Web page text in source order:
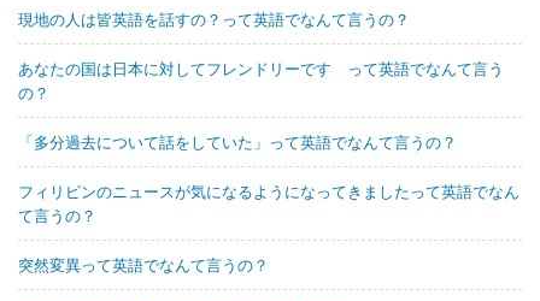
現地の人は皆英語を話すの？って英語でなんて言うの？
あなたの国は日本に対してフレンドリーです って英語でなんて言う
の？
「多分過去について話をしていた」って英語でなんて言うの？
フィリピンのニュースが気になるようになってきましたって英語でなん
て言うの？
突然変異って英語でなんて言うの？